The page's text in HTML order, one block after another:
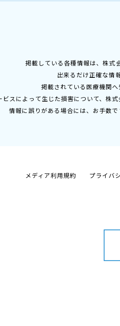
掲載している各種情報は、株式
出来るだけ正確な情
掲載されている医療機関
ビスによって生じた損害について、株
情報に誤りがある場合には、お手数
メディア利用規約 プライバ